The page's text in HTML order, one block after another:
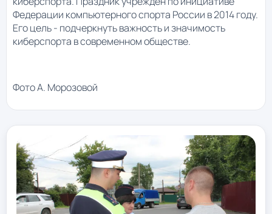
Федерации компьютерного спорта России в 2014 году.
Его цель - подчеркнуть важность и значимость
киберспорта в современном обществе.
Фото А. Морозовой